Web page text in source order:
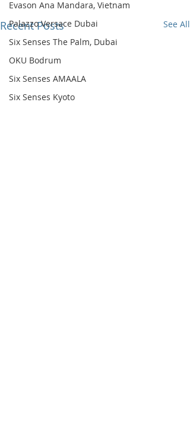
Evason Ana Mandara, Vietnam
Palazzo Versace Dubai
Six Senses The Palm, Dubai
OKU Bodrum
Six Senses AMAALA
Six Senses Kyoto
Recent Posts See All